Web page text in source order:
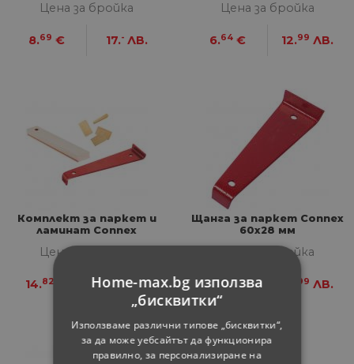
Цена за бройка
8.69 € 17.- ЛВ.
Цена за бройка
6.64 € 12.99 ЛВ.
Комплект за паркет и
ламинат Connex
Цена за бройка
14.82 28.99 ЛВ.
Щанга за паркет Connex
60х28 мм
Цена за бройка
10.22 € 99 ЛВ.
Home-max.bg използва
„бисквитки“
Използваме различни типове „бисквитки“,
за да може уебсайтът да функционира
правилно, за персонализиране на